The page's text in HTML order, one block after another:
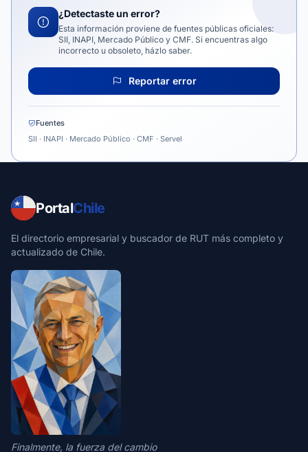
¿Detectaste un error?
Esta información proviene de fuentes públicas oficiales:
SII, INAPI, Mercado Público y CMF. Si encuentras algo
incorrecto u obsoleto, házlo saber.
Reportar error
Fuentes
SII · INAPI · Mercado Público · CMF · Servel
PortalChile
El directorio empresarial y buscador de RUT más completo y
actualizado de Chile.
Finalmente, la fuerza del cambio